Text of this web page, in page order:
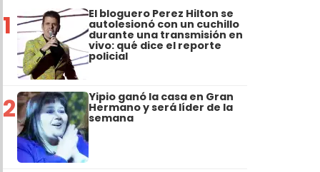
1 El bloguero Perez Hilton se
autolesionó con un cuchillo
durante una transmisión en
vivo: qué dice el reporte
policial
2 Yipio ganó la casa en Gran
Hermano y será líder de la
semana